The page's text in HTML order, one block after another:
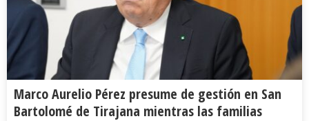
Marco Aurelio Pérez presume de gestión en San
Bartolomé de Tirajana mientras las familias